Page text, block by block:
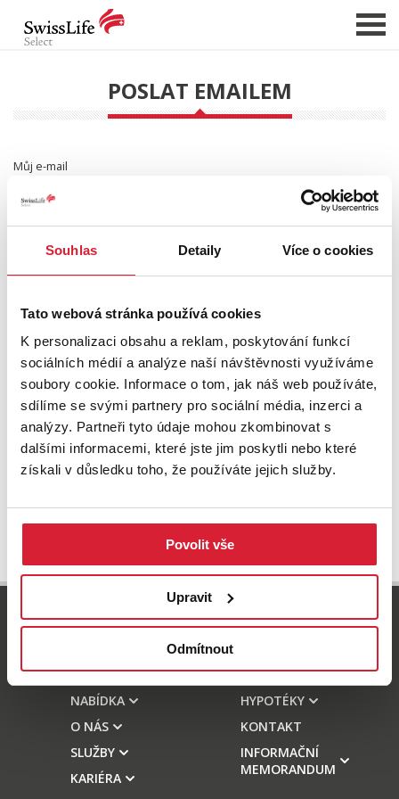
Souhlas Detaily Více o cookies
Tato webová stránka používá cookies
K personalizaci obsahu a reklam, poskytování funkcí
sociálních médií a analýze naší návštěvnosti využíváme
soubory cookie. Informace o tom, jak náš web používáte,
sdílíme se svými partnery pro sociální média, inzerci a
analýzy. Partneři tyto údaje mohou zkombinovat s
dalšími informacemi, které jste jim poskytli nebo které
získali v důsledku toho, že používáte jejich služby.
Povolit vše
Upravit
Odmítnout
NABÍDKA NEMOVITOSTÍ
O NÁS
REFERENCE
SLUŽBY
KARIÉRA
FINANCOVÁNÍ / HYPOTÉKA
KONTAKT
POSLAT EMAILEM
Můj e-mail
E-mail příjemce
800 77 55 77
NABÍDKA
O NÁS
SLUŽBY
KARIÉRA
HYPOTÉKY
KONTAKT
INFORMAČNÍ
MEMORANDUM